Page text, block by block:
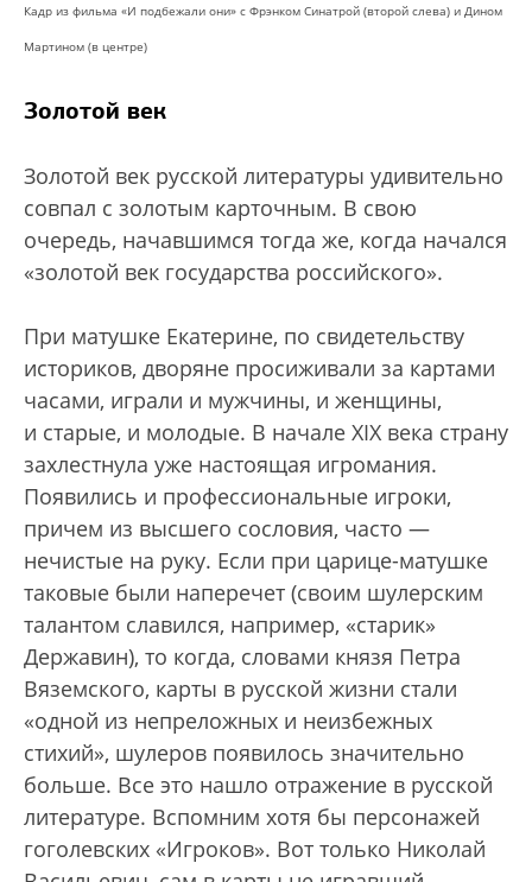
Кадр из фильма «И подбежали они» с Фрэнком Синатрой (второй слева) и Дином
Мартином (в центре)
Золотой век
Золотой век русской литературы удивительно
совпал с золотым карточным. В свою
очередь, начавшимся тогда же, когда начался
«золотой век государства российского».
При матушке Екатерине, по свидетельству
историков, дворяне просиживали за картами
часами, играли и мужчины, и женщины,
и старые, и молодые. В начале XIX века страну
захлестнула уже настоящая игромания.
Появились и профессиональные игроки,
причем из высшего сословия, часто —
нечистые на руку. Если при царице-матушке
таковые были наперечет (своим шулерским
талантом славился, например, «старик»
Державин), то когда, словами князя Петра
Вяземского, карты в русской жизни стали
«одной из непреложных и неизбежных
стихий», шулеров появилось значительно
больше. Все это нашло отражение в русской
литературе. Вспомним хотя бы персонажей
гоголевских «Игроков». Вот только Николай